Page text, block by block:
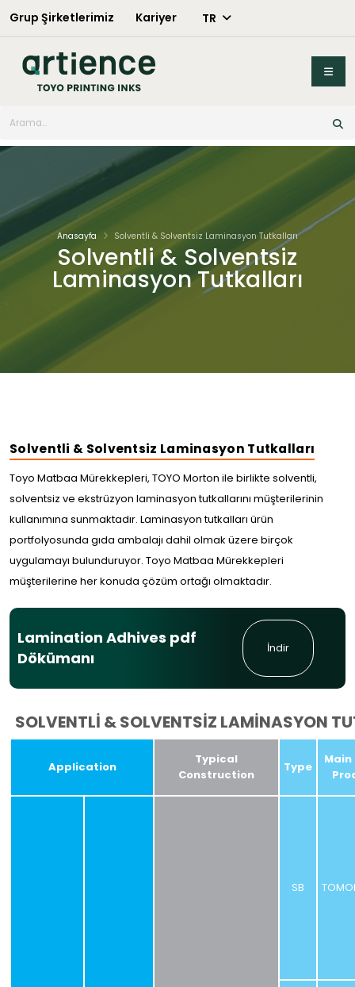
Grup Şirketlerimiz Kariyer TR
Solventli & Solventsiz
Laminasyon Tutkalları
Anasayfa Solventli & Solventsiz Laminasyon Tutkalları
Solventli & Solventsiz Laminasyon Tutkalları
Toyo Matbaa Mürekkepleri, TOYO Morton ile birlikte solventli,
solventsiz ve ekstrüzyon laminasyon tutkallarını müşterilerinin
kullanımına sunmaktadır. Laminasyon tutkalları ürün
portfolyosunda gıda ambalajı dahil olmak üzere birçok
uygulamayı bulunduruyor. Toyo Matbaa Mürekkepleri
müşterilerine her konuda çözüm ortağı olmaktadır.
Lamination Adhives pdf
Dökümanı
İndir
SOLVENTLİ & SOLVENTSİZ LAMİNASYON
Application
Typical
Construction
Type
SB